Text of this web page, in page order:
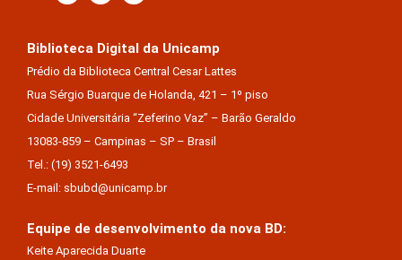
Biblioteca Digital da Unicamp
Prédio da Biblioteca Central Cesar Lattes
Rua Sérgio Buarque de Holanda, 421 – 1º piso
Cidade Universitária “Zeferino Vaz” – Barão Geraldo
13083-859 – Campinas – SP – Brasil
Tel.: (19) 3521-6493
E-mail: sbubd@unicamp.br
Equipe de desenvolvimento da nova BD:
Keite Aparecida Duarte